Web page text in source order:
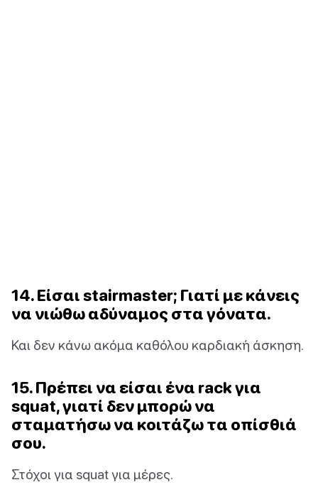
14. Είσαι stairmaster; Γιατί με κάνεις
να νιώθω αδύναμος στα γόνατα.
Και δεν κάνω ακόμα καθόλου καρδιακή άσκηση.
15. Πρέπει να είσαι ένα rack για
squat, γιατί δεν μπορώ να
σταματήσω να κοιτάζω τα οπίσθιά
σου.
Στόχοι για squat για μέρες.